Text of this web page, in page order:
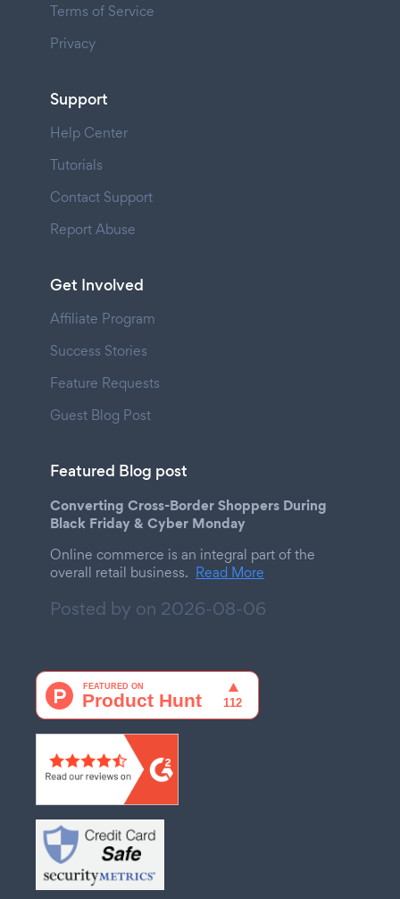
Terms of Service
Privacy
Support
Help Center
Tutorials
Contact Support
Report Abuse
Get Involved
Affiliate Program
Success Stories
Feature Requests
Guest Blog Post
Featured Blog post
Converting Cross-Border Shoppers During
Black Friday & Cyber Monday
Online commerce is an integral part of the
overall retail business. Read More
Posted by on 2026-08-06